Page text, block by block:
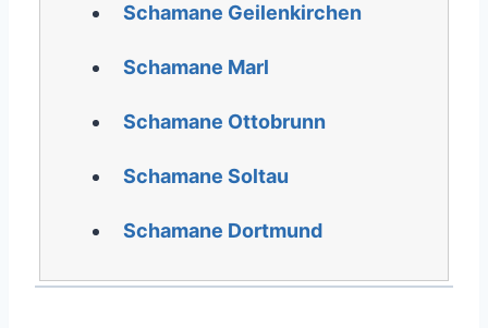
Schamane Geilenkirchen
Schamane Marl
Schamane Ottobrunn
Schamane Soltau
Schamane Dortmund